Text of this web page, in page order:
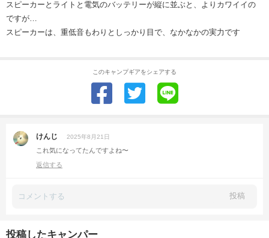
スピーカーとライトと電気のバッテリーが縦に並ぶと、よりカワイイの
ですが…
スピーカーは、重低音もわりとしっかり目で、なかなかの実力です
このキャンプギアをシェアする
けんじ 2025年8月21日
これ気になってたんですよね〜
返信する
投稿
投稿したキャンパー